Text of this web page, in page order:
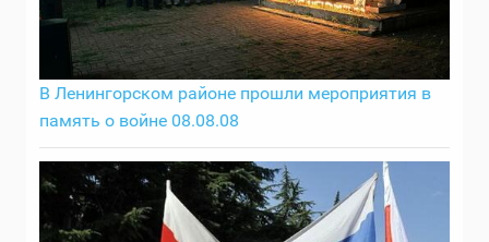
В Ленингорском районе прошли мероприятия в
память о войне 08.08.08